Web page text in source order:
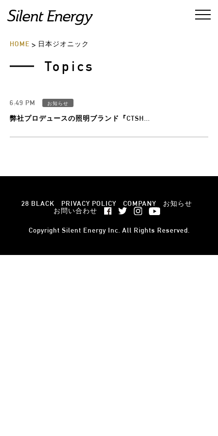
HOME > 日本ジオニック
Topics
6:49 PM お知らせ
弊社プロデュースの照明ブランド『CTSH...
28 BLACK PRIVACY POLICY COMPANY
お知らせ
お問い合わせ
Copyright Silent Energy Inc. All Rights Reserved.